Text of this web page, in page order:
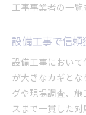
工事事業者の一覧
設備工事で信
設備工事におい
が大きなカギと
グや現場調査、
スまで一貫した対